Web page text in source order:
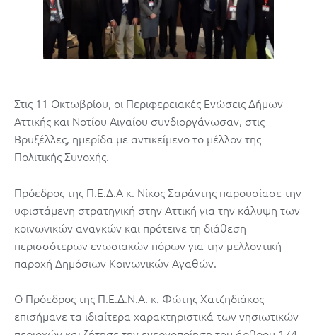
Στις 11 Οκτωβρίου, οι Περιφερειακές Ενώσεις Δήμων
Αττικής και Νοτίου Αιγαίου συνδιοργάνωσαν, στις
Βρυξέλλες, ημερίδα με αντικείμενο το μέλλον της
Πολιτικής Συνοχής.
Πρόεδρος της Π.Ε.Δ.Α κ. Νίκος Σαράντης παρουσίασε την
υφιστάμενη στρατηγική στην Αττική για την κάλυψη των
κοινωνικών αναγκών και πρότεινε τη διάθεση
περισσότερων ενωσιακών πόρων για την μελλοντική
παροχή Δημόσιων Κοινωνικών Αγαθών.
Ο Πρόεδρος της Π.Ε.Δ.Ν.Α. κ. Φώτης Χατζηδιάκος
επισήμανε τα ιδιαίτερα χαρακτηριστικά των νησιωτικών